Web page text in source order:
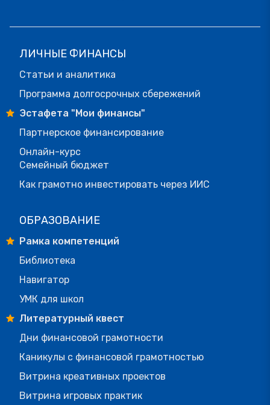
ЛИЧНЫЕ ФИНАНСЫ
Статьи и аналитика
Программа долгосрочных сбережений
Эстафета "Мои финансы"
Партнерское финансирование
Онлайн-курс
Семейный бюджет
Как грамотно инвестировать через ИИС
ОБРАЗОВАНИЕ
Рамка компетенций
Библиотека
Навигатор
УМК для школ
Литературный квест
Дни финансовой грамотности
Каникулы с финансовой грамотностью
Витрина креативных проектов
Витрина игровых практик